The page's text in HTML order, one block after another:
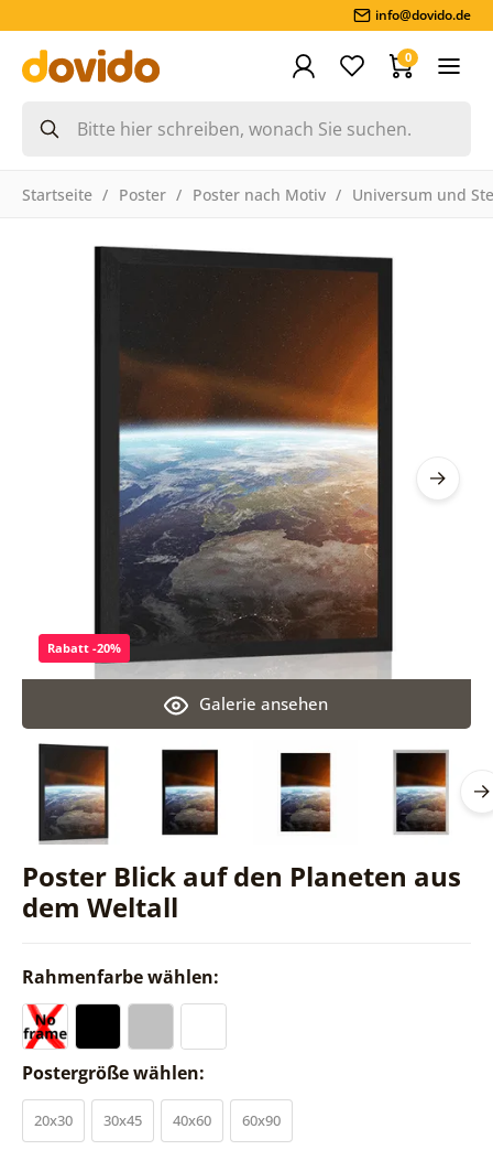
info@dovido.de
0
Startseite Poster Poster nach Motiv Universum und
Poster Blick auf den Planeten aus
dem Weltall
Galerie ansehen
Rabatt -20%
Rahmenfarbe wählen:
Postergröße wählen:
20x30 30x45 40x60 60x90